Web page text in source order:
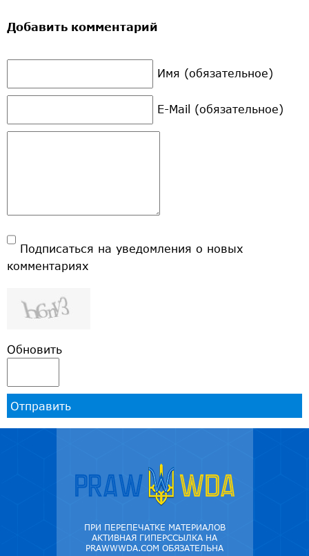
Добавить комментарий
Имя (обязательное)
E-Mail (обязательное)
Подписаться на уведомления о новых
комментариях
Обновить
Отправить
ПРИ ПЕРЕПЕЧАТКЕ МАТЕРИАЛОВ
АКТИВНАЯ ГИПЕРССЫЛКА НА
PRAWWWDA.COM ОБЯЗАТЕЛЬНА